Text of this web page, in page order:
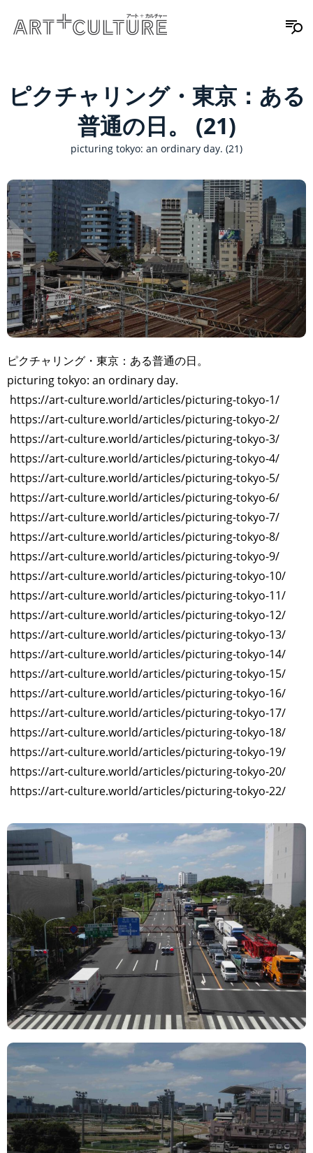
ピクチャリング・東京：ある
普通の日。 (21)
picturing tokyo: an ordinary day. (21)
ピクチャリング・東京：ある普通の日。
picturing tokyo: an ordinary day.
https://art-culture.world/articles/picturing-tokyo-1/
https://art-culture.world/articles/picturing-tokyo-2/
https://art-culture.world/articles/picturing-tokyo-3/
https://art-culture.world/articles/picturing-tokyo-4/
https://art-culture.world/articles/picturing-tokyo-5/
https://art-culture.world/articles/picturing-tokyo-6/
https://art-culture.world/articles/picturing-tokyo-7/
https://art-culture.world/articles/picturing-tokyo-8/
https://art-culture.world/articles/picturing-tokyo-9/
https://art-culture.world/articles/picturing-tokyo-10/
https://art-culture.world/articles/picturing-tokyo-11/
https://art-culture.world/articles/picturing-tokyo-12/
https://art-culture.world/articles/picturing-tokyo-13/
https://art-culture.world/articles/picturing-tokyo-14/
https://art-culture.world/articles/picturing-tokyo-15/
https://art-culture.world/articles/picturing-tokyo-16/
https://art-culture.world/articles/picturing-tokyo-17/
https://art-culture.world/articles/picturing-tokyo-18/
https://art-culture.world/articles/picturing-tokyo-19/
https://art-culture.world/articles/picturing-tokyo-20/
https://art-culture.world/articles/picturing-tokyo-22/